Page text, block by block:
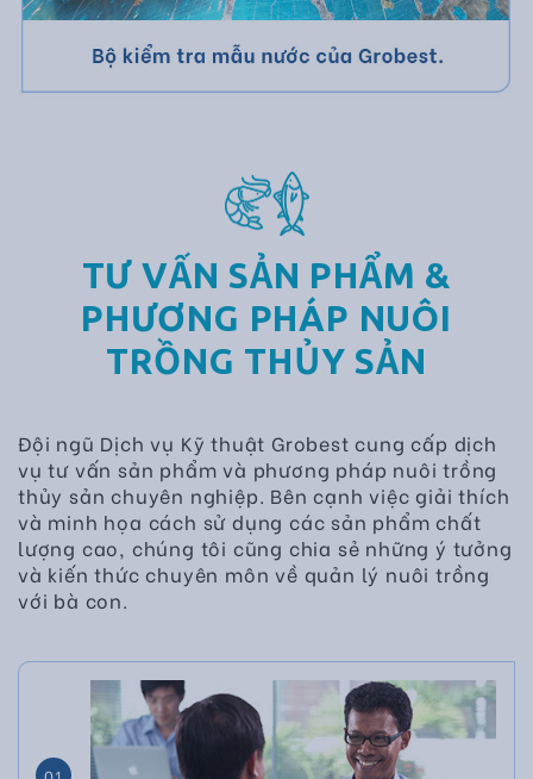
TƯ VẤN SẢN PHẨM &
PHƯƠNG PHÁP NUÔI
TRỒNG THỦY SẢN
Đội ngũ Dịch vụ Kỹ thuật Grobest cung cấp dịch
vụ tư vấn sản phẩm và phương pháp nuôi trồng
thủy sản chuyên nghiệp. Bên cạnh việc giải thích
và minh họa cách sử dụng các sản phẩm chất
lượng cao, chúng tôi cũng chia sẻ những ý tưởng
và kiến thức chuyên môn về quản lý nuôi trồng
với bà con.